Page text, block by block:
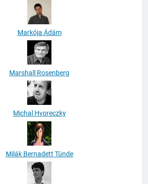
Markója Ádám
Marshall Rosenberg
Michal Hvoreczky
Milák Bernadett Tünde